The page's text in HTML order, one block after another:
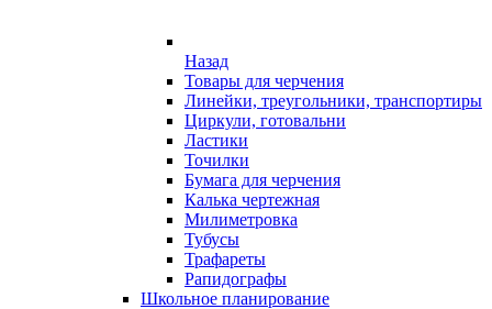
Назад
Товары для черчения
Линейки, треугольники, транспортиры
Циркули, готовальни
Ластики
Точилки
Бумага для черчения
Калька чертежная
Милиметровка
Тубусы
Трафареты
Рапидографы
Школьное планирование